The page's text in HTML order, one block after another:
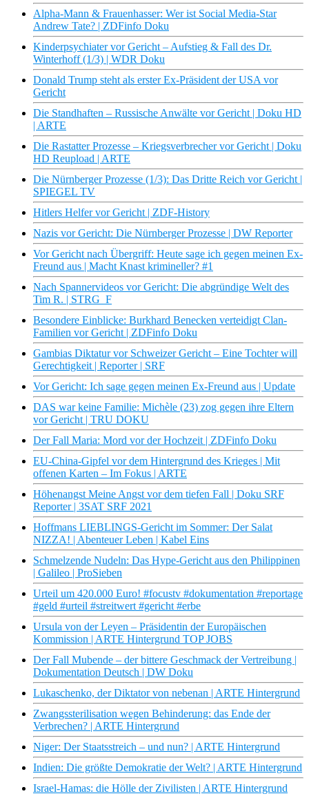
Alpha-Mann & Frauenhasser: Wer ist Social Media-Star
Andrew Tate? | ZDFinfo Doku
Kinderpsychiater vor Gericht – Aufstieg & Fall des Dr.
Winterhoff (1/3) | WDR Doku
Donald Trump steht als erster Ex-Präsident der USA vor
Gericht
Die Standhaften – Russische Anwälte vor Gericht | Doku HD
| ARTE
Die Rastatter Prozesse – Kriegsverbrecher vor Gericht | Doku
HD Reupload | ARTE
Die Nürnberger Prozesse (1/3): Das Dritte Reich vor Gericht |
SPIEGEL TV
Hitlers Helfer vor Gericht | ZDF-History
Nazis vor Gericht: Die Nürnberger Prozesse | DW Reporter
Vor Gericht nach Übergriff: Heute sage ich gegen meinen Ex-
Freund aus | Macht Knast krimineller? #1
Nach Spannervideos vor Gericht: Die abgründige Welt des
Tim R. | STRG_F
Besondere Einblicke: Burkhard Benecken verteidigt Clan-
Familien vor Gericht | ZDFinfo Doku
Gambias Diktatur vor Schweizer Gericht – Eine Tochter will
Gerechtigkeit | Reporter | SRF
Vor Gericht: Ich sage gegen meinen Ex-Freund aus | Update
DAS war keine Familie: Michèle (23) zog gegen ihre Eltern
vor Gericht | TRU DOKU
Der Fall Maria: Mord vor der Hochzeit | ZDFinfo Doku
EU-China-Gipfel vor dem Hintergrund des Krieges | Mit
offenen Karten – Im Fokus | ARTE
Höhenangst Meine Angst vor dem tiefen Fall | Doku SRF
Reporter | 3SAT SRF 2021
Hoffmans LIEBLINGS-Gericht im Sommer: Der Salat
NIZZA! | Abenteuer Leben | Kabel Eins
Schmelzende Nudeln: Das Hype-Gericht aus den Philippinen
| Galileo | ProSieben
Urteil um 420.000 Euro! #focustv #dokumentation #reportage
#geld #urteil #streitwert #gericht #erbe
Ursula von der Leyen – Präsidentin der Europäischen
Kommission | ARTE Hintergrund TOP JOBS
Der Fall Mubende – der bittere Geschmack der Vertreibung |
Dokumentation Deutsch | DW Doku
Lukaschenko, der Diktator von nebenan | ARTE Hintergrund
Zwangssterilisation wegen Behinderung: das Ende der
Verbrechen? | ARTE Hintergrund
Niger: Der Staatsstreich – und nun? | ARTE Hintergrund
Indien: Die größte Demokratie der Welt? | ARTE Hintergrund
Israel-Hamas: die Hölle der Zivilisten | ARTE Hintergrund